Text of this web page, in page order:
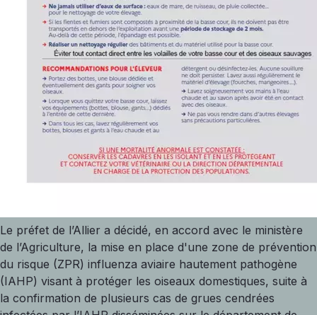
Le préfet de l’Allier a décidé, en accord avec le ministère
de l’Agriculture, la mise en place d'une zone de prévention
du risque (ZPR) influenza aviaire hautement pathogène
(IAHP) visant à protéger les oiseaux domestiques, suite à
la confirmation de plusieurs cas de grues cendrées